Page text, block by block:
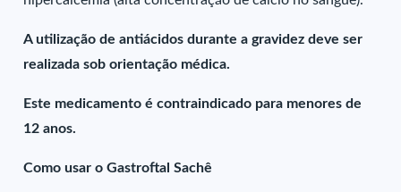
A utilização de antiácidos durante a gravidez deve ser
realizada sob orientação médica.
Este medicamento é contraindicado para menores de
12 anos.
Como usar o Gastroftal Sachê